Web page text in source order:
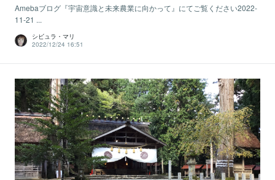
Amebaブログ『宇宙意識と未来農業に向かって』にてご覧ください2022-
11-21 ...
シビュラ・マリ
2022/12/24 16:51